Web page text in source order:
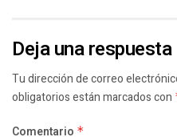
Deja una respuesta
Tu dirección de correo
obligatorios están marcados con
Comentario *